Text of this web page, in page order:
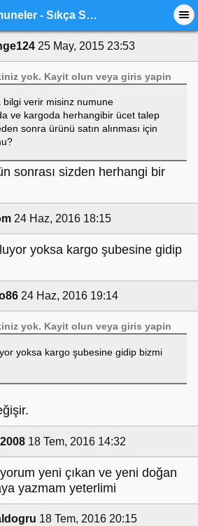
Numuneler - Sıkça Sorulan Sorular (SSS)
25 May, 2015 23:53
yok. Kayit olun veyagiris yapin
bilgi verir misinz numune
ve kargoda herhangibir ücet talep
sonra ürünü satın alınması için
sonrası sizden herhangi bir
24 Haz, 2016 18:15
yoksa kargo şubesine gidip
24 Haz, 2016 19:14
yok. Kayit olun veyagiris yapin
yoksa kargo şubesine gidip bizmi
18 Tem, 2016 14:32
yeni çıkan ve yeni doğan
yazmam yeterlimi
18 Tem, 2016 20:15